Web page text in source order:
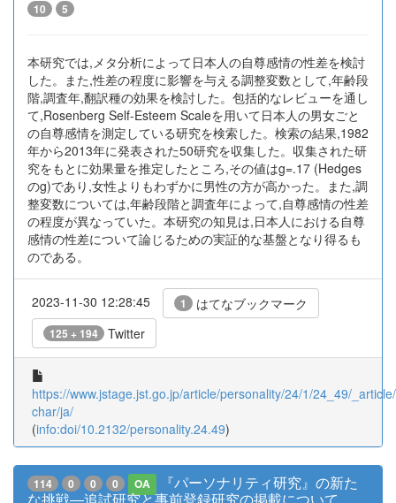
10 5
本研究では,メタ分析によって日本人の自尊感情の性差を検討
した。また,性差の程度に影響を与える調整変数として,年齢段
階,調査年,翻訳種の効果を検討した。包括的なレビューを通し
て,Rosenberg Self-Esteem Scaleを用いて日本人の男女ごと
の自尊感情を測定している研究を検索した。検索の結果,1982
年から2013年に発表された50研究を収集した。収集された研
究をもとに効果量を推定したところ,その値はg=.17 (Hedges
のg)であり,女性よりもわずかに男性の方が高かった。また,調
整変数については,年齢段階と調査年によって,自尊感情の性差
の程度が異なっていた。本研究の知見は,日本人における自尊
感情の性差について論じるための実証的な基盤となり得るも
のである。
2023-11-30 12:28:45 1 はてなブックマーク
125 + 194 Twitter
https://www.jstage.jst.go.jp/article/personality/24/1/24_49/
char/ja/
(info:doi/10.2132/personality.24.49)
114 0 0 0 OA
『パーソナリティ研究』の新た